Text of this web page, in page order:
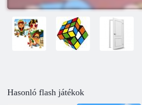
Hasonló flash játékok